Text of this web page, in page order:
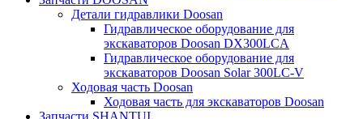
Детали гидравлики Doosan
Гидравлическое оборудование для
экскаваторов Doosan DX300LCA
Гидравлическое оборудование для
экскаваторов Doosan Solar 300LC-V
Ходовая часть Doosan
Ходовая часть для экскаваторов Doosan
Запчасти SHANTUI